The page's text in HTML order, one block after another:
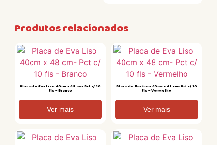
Produtos relacionados
Placa de Eva Liso 40cm x 48 cm- Pct c/ 10
fls – Branco
Ver mais
Placa de Eva Liso 40cm x 48 cm- Pct c/ 10
fls – Vermelho
Ver mais